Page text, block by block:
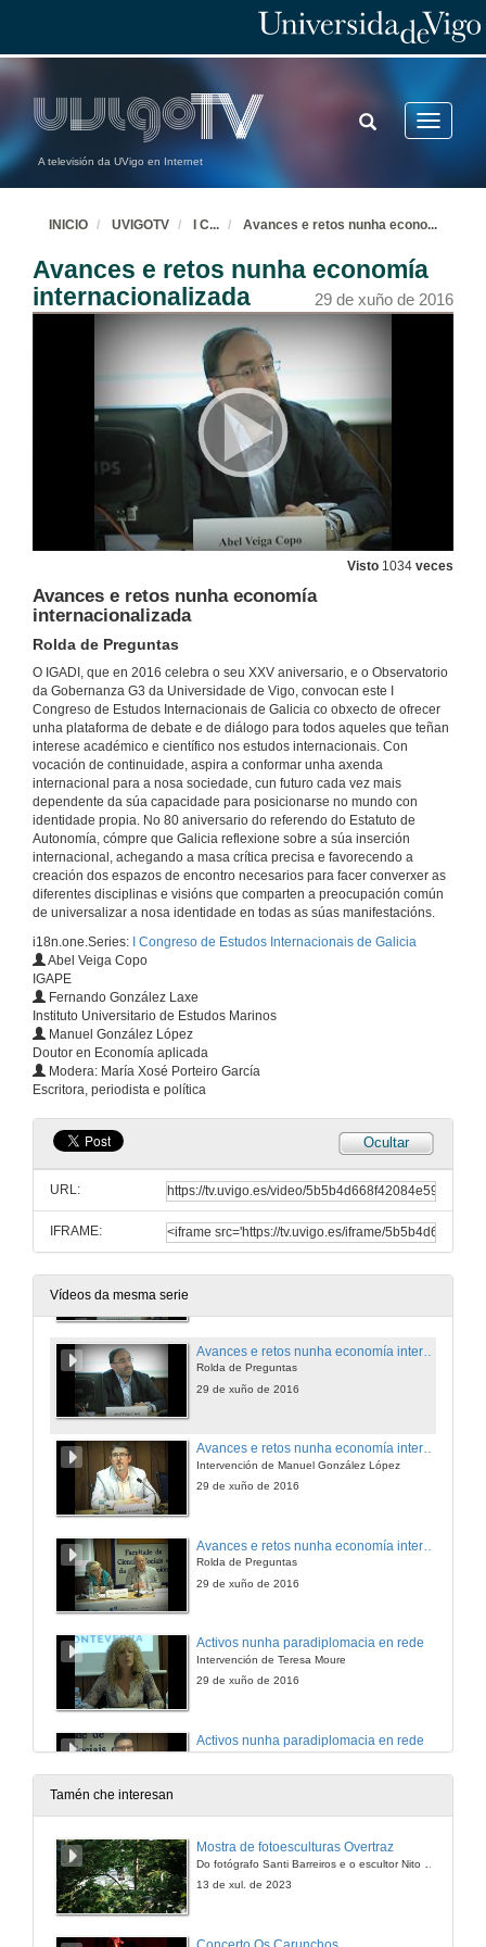
A televisión da UVigo en Internet
Toggle
TOGGLE
SEARCH
INICIO UVIGOTV I C... Avances e retos nunha econo...
Avances e retos nunha economía
internacionalizada
29 de xuño de 2016
Visto 1034 veces
Avances e retos nunha economía
internacionalizada
Rolda de Preguntas
O IGADI, que en 2016 celebra o seu XXV aniversario, e o Observatorio
da Gobernanza G3 da Universidade de Vigo, convocan este I
Congreso de Estudos Internacionais de Galicia co obxecto de ofrecer
unha plataforma de debate e de diálogo para todos aqueles que teñan
interese académico e científico nos estudos internacionais. Con
vocación de continuidade, aspira a conformar unha axenda
internacional para a nosa sociedade, cun futuro cada vez mais
dependente da súa capacidade para posicionarse no mundo con
identidade propia. No 80 aniversario do referendo do Estatuto de
Autonomía, cómpre que Galicia reflexione sobre a súa inserción
internacional, achegando a masa crítica precisa e favorecendo a
creación dos espazos de encontro necesarios para facer converxer as
diferentes disciplinas e visións que comparten a preocupación común
de universalizar a nosa identidade en todas as súas manifestacións.
i18n.one.Series:
I Congreso de Estudos Internacionais de Galicia
Abel Veiga Copo
IGAPE
Fernando González Laxe
Instituto Universitario de Estudos Marinos
Manuel González López
Doutor en Economía aplicada
Modera: María Xosé Porteiro García
Escritora, periodista e política
Ocultar
URL:
IFRAME:
Vídeos da mesma serie
28 de xuño de 2016
Galicia, célula de universalidade
Conferencia inaugural
Galicia, célula de universalidade
Rolda de Preguntas
28 de xuño de 2016
Galicia, unha autonomía no mundo
Intervención de Pilar Pin
28 de xuño de 2016
Galicia, unha autonomía no mundo
Intervención de Jesús Gamallo Aller
28 de xuño de 2016
28 de xuño de 2016
Galicia, unha autonomía no mundo
Rolda de Preguntas
28 de xuño de 2016
Avances e retos nunha economía internacionalizada
Intervención de Fernando González Laxe
29 de xuño de 2016
Avances e retos nunha economía internacionalizada
Rolda de Preguntas
29 de xuño de 2016
Avances e retos nunha economía internacionalizada
Intervención de Manuel González López
29 de xuño de 2016
Rolda de Preguntas
29 de xuño de 2016
Activos nunha paradiplomacia en rede
Intervención de Teresa Moure
29 de xuño de 2016
Activos nunha paradiplomacia en rede
Intervención de Emilio M. Martínez Rivas
29 de xuño de 2016
Rolda de Preguntas
Tamén che interesan
Mostra de fotoesculturas Overtraz
13 de xul. de 2023